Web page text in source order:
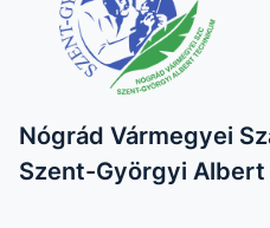
Nógrád Vármegyei
Szent-Györgyi Albert